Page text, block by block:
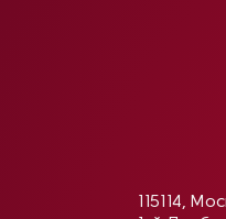
115114,